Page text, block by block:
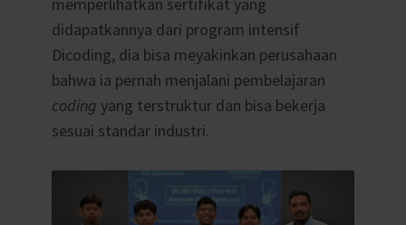
memperlihatkan sertifikat yang
didapatkannya dari program intensif
Dicoding, dia bisa meyakinkan perusahaan
bahwa ia pernah menjalani pembelajaran
coding yang terstruktur dan bisa bekerja
sesuai standar industri.